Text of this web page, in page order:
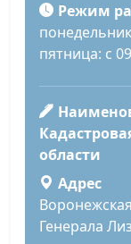
Режим
пятница: с
области
Адрес
Генерала